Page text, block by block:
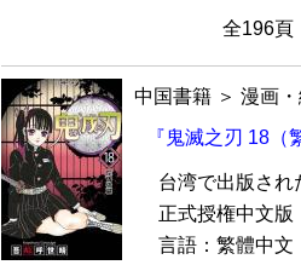
全196
中国書籍 ＞ 漫画
『鬼滅之刃 18
台湾で出版され
正式授権中文版
言語：繁體中文